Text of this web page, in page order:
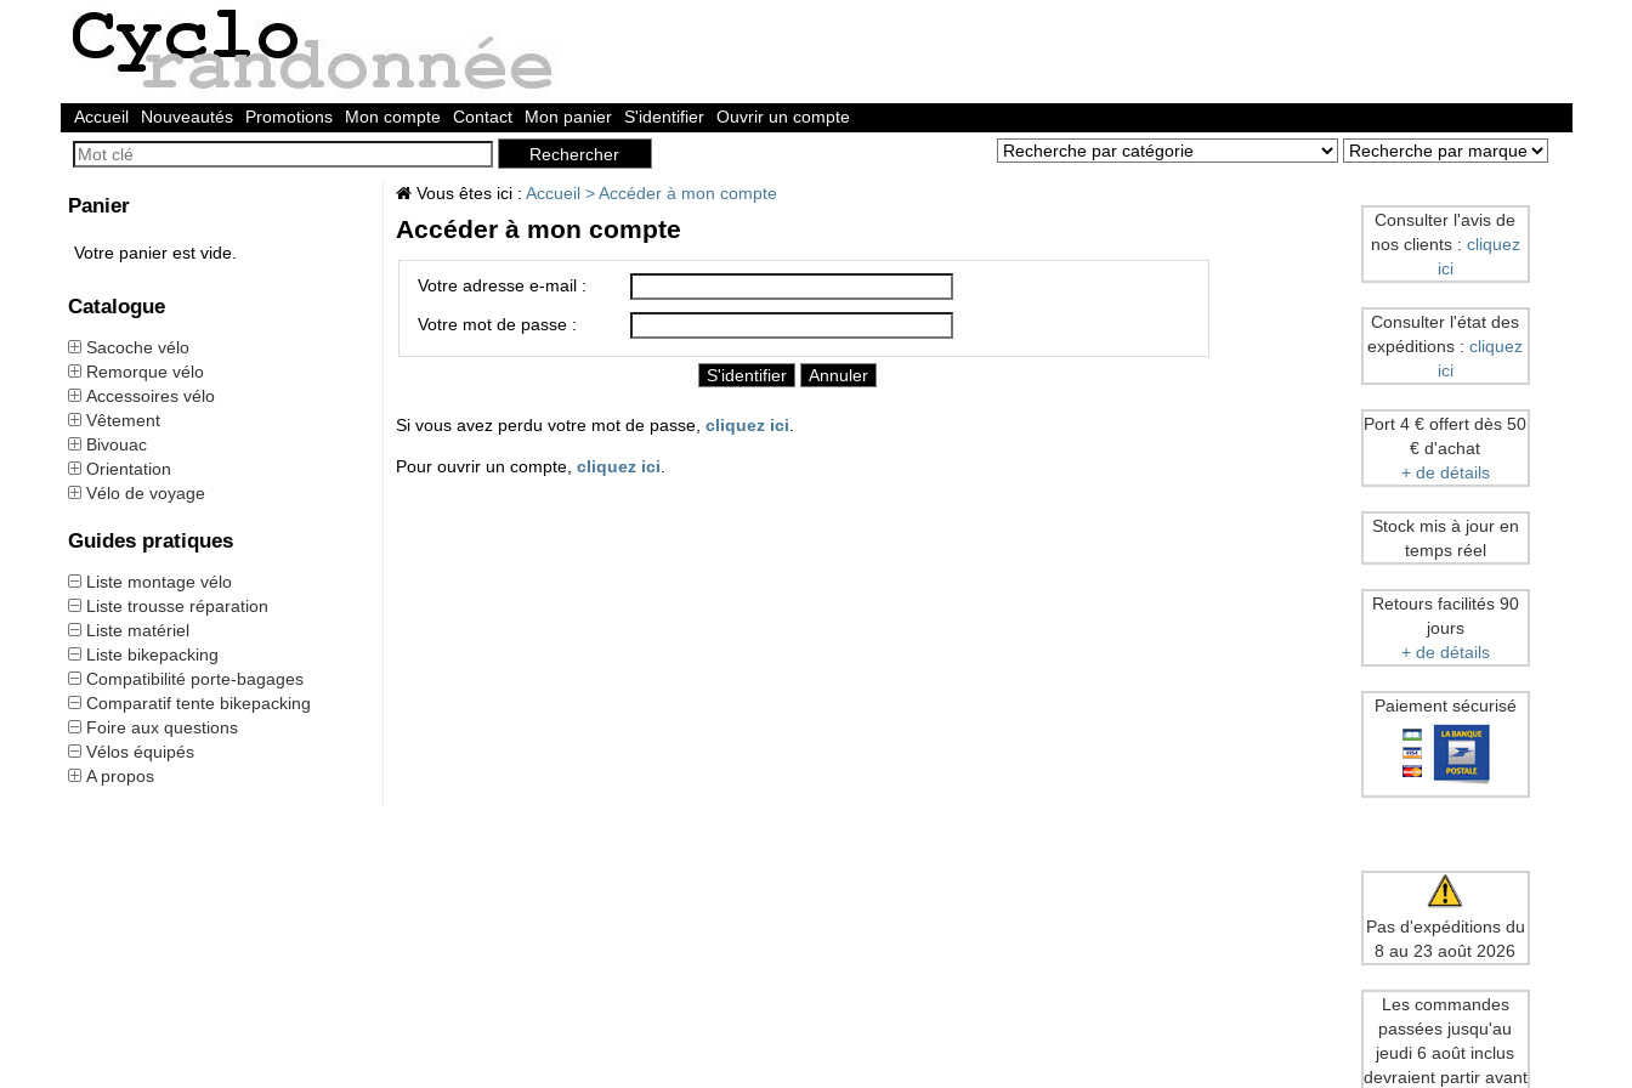
Accueil Nouveautés Promotions Mon compte Contact Mon panier S'identifier Ouvrir un compte
Panier
Votre panier est vide.
Catalogue
Sacoche vélo
Remorque vélo
Accessoires vélo
Vêtement
Bivouac
Orientation
Vélo de voyage
Guides pratiques
Liste montage vélo
Liste trousse réparation
Liste matériel
Liste bikepacking
Compatibilité porte-bagages
Comparatif tente bikepacking
Foire aux questions
Vélos équipés
A propos
Vous êtes ici : Accueil >Accéder à mon compte
Accéder à mon compte
Votre adresse e-mail :
Votre mot de passe :
Si vous avez perdu votre mot de passe, cliquez ici
Pour ouvrir un compte, cliquez ici
Consulter l'avis de
nos clients : cliquez
ici
Consulter l'état des
expéditions : cliquez
ici
Port 4 € offert dès 50
€ d'achat
+ de détails
Stock mis à jour en
temps réel
Retours facilités 90
jours
+ de détails
Paiement sécurisé
Pas d'expéditions du
8 au 23 août 2026
Les commandes
passées jusqu'au
jeudi 6 août inclus
devraient partir avant